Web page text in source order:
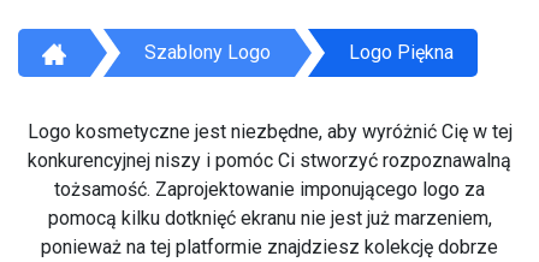
Szablony Logo Logo Piękna
Logo kosmetyczne jest niezbędne, aby wyróżnić Cię w tej
konkurencyjnej niszy i pomóc Ci stworzyć rozpoznawalną
tożsamość. Zaprojektowanie imponującego logo za
pomocą kilku dotknięć ekranu nie jest już marzeniem,
ponieważ na tej platformie znajdziesz kolekcję dobrze